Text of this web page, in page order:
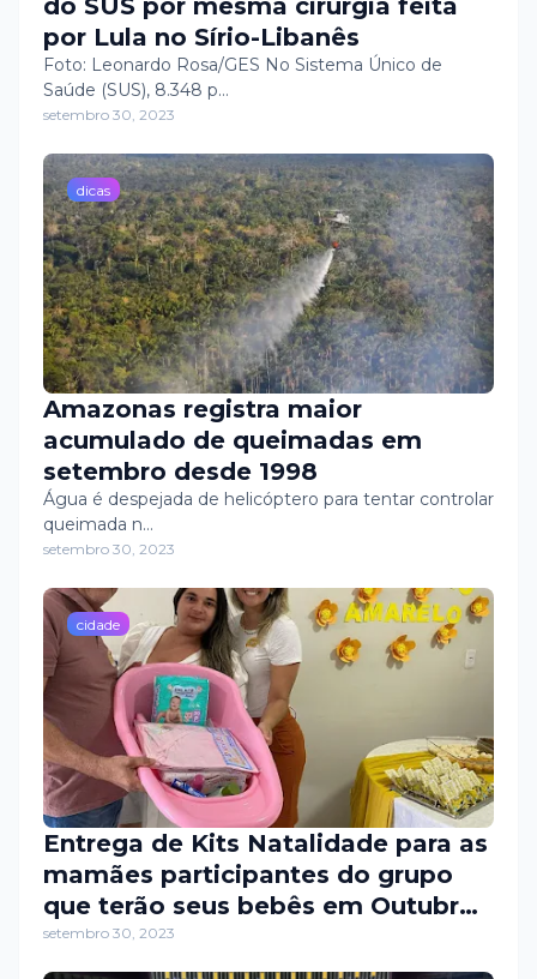
do SUS por mesma cirurgia feita
por Lula no Sírio-Libanês
Foto: Leonardo Rosa/GES No Sistema Único de
Saúde (SUS), 8.348 p…
setembro 30, 2023
dicas
Amazonas registra maior
acumulado de queimadas em
setembro desde 1998
Água é despejada de helicóptero para tentar controlar
queimada n…
setembro 30, 2023
cidade
Entrega de Kits Natalidade para as
mamães participantes do grupo
que terão seus bebês em Outubro
🤰🏻💛
setembro 30, 2023